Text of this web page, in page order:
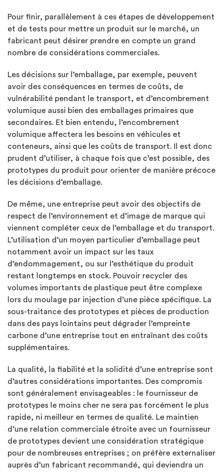
Pour finir, parallèlement à ces étapes de développement
et de tests pour mettre un produit sur le marché, un
fabricant peut désirer prendre en compte un grand
nombre de considérations commerciales.
Les décisions sur l’emballage, par exemple, peuvent
avoir des conséquences en termes de coûts, de
vulnérabilité pendant le transport, et d’encombrement
volumique aussi bien des emballages primaires que
secondaires. Et bien entendu, l’encombrement
volumique affectera les besoins en véhicules et
conteneurs, ainsi que les coûts de transport. Il est donc
prudent d’utiliser, à chaque fois que c’est possible, des
prototypes du produit pour orienter de manière précoce
les décisions d’emballage.
De même, une entreprise peut avoir des objectifs de
respect de l’environnement et d’image de marque qui
viennent compléter ceux de l’emballage et du transport.
L’utilisation d’un moyen particulier d’emballage peut
notamment avoir un impact sur les taux
d’endommagement, ou sur l’esthétique du produit
restant longtemps en stock. Pouvoir recycler des
volumes importants de plastique peut être complexe
lors du moulage par injection d’une pièce spécifique. La
sous-traitance des prototypes et pièces de production
dans des pays lointains peut dégrader l’empreinte
carbone d’une entreprise tout en entraînant des coûts
supplémentaires.
La qualité, la fiabilité et la solidité d’une entreprise sont
d’autres considérations importantes. Des compromis
sont généralement envisageables : le fournisseur de
prototypes le moins cher ne sera pas forcément le plus
rapide, ni meilleur en termes de qualité. Le maintien
d’une relation commerciale étroite avec un fournisseur
de prototypes devient une considération stratégique
pour de nombreuses entreprises ; on préfère externaliser
auprès d’un fabricant recommandé, qui deviendra un